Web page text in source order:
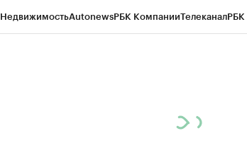
НедвижимостьAutonewsРБК КомпанииТелеканалРБК